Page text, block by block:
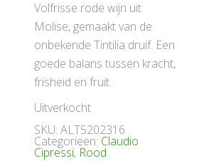
Volfrisse rode wijn uit
Molise, gemaakt van de
onbekende Tintilia druif. Een
goede balans tussen kracht,
frisheid en fruit.
Uitverkocht
SKU: ALT5202316
Categorieën: Claudio
Cipressi, Rood